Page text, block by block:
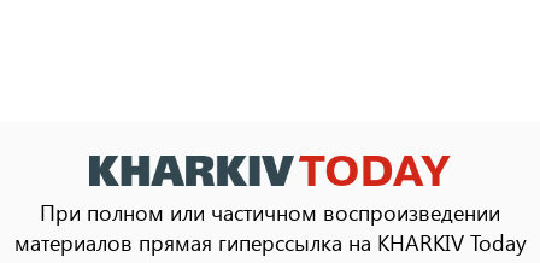
При полном или частичном воспроизведении
материалов прямая гиперссылка на KHARKIV Today